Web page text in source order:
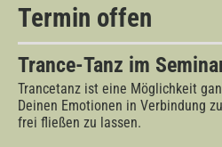
Termin offen
Trance-Tanz im
Trancetanz ist eine Möglichkeit
Deinen Emotionen in Verbindung
frei fließen zu lassen.